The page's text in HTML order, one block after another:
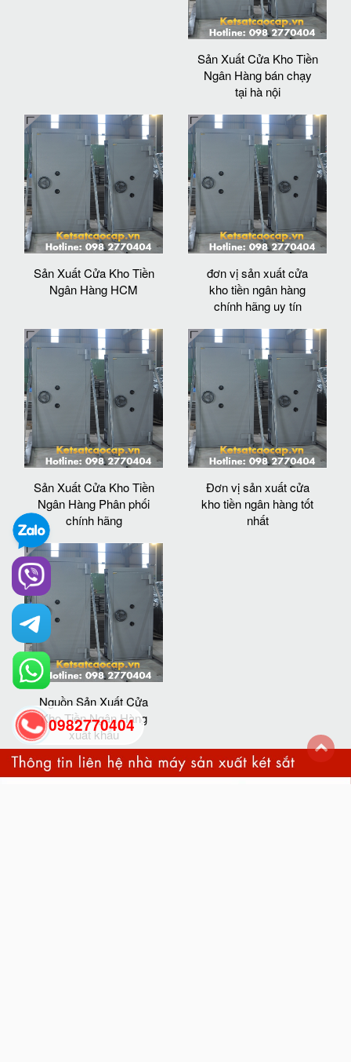
Sản Xuất Cửa Kho Tiền
Ngân Hàng bán chạy
tại hà nội
Sản Xuất Cửa Kho Tiền
Ngân Hàng HCM
đơn vị sản xuất cửa
kho tiền ngân hàng
chính hãng uy tín
Sản Xuất Cửa Kho Tiền
Ngân Hàng Phân phối
chính hãng
Đơn vị sản xuất cửa
kho tiền ngân hàng tốt
nhất
Nguồn Sản Xuất Cửa
Kho Tiền Ngân Hàng
xuất khẩu
0982770404
back